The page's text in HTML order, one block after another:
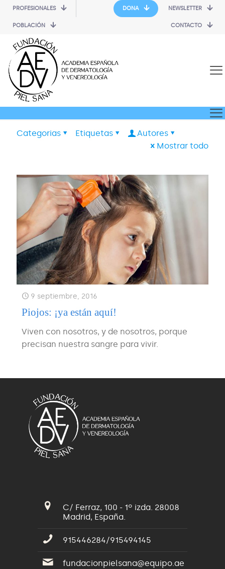
PROFESIONALES
POBLACIÓN
DONA NEWSLETTER
CONTACTO
Categorias Etiquetas
Autores
Mostrar todo
9 septiembre, 2016
Piojos: ¡ya están aquí!
Viven con nosotros, y de nosotros, porque
precisan nuestra sangre para vivir.
C/ Ferraz, 100 - 1º izda. 28008
Madrid, España.
915446284/915494145
fundacionpielsana@equipo.ae